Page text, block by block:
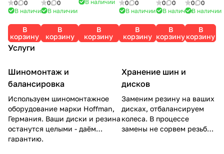
NORD
200 XL
88T
GISLAVE
0
0
В наличии
В
корзину
ER ICE 8
N 8) 88T
0
0
В наличии
В
корзину
В наличии
В
корзину
ER ICE 7
N 7) 88T
0
0
В наличии
В
корзину
IKON
APH ICE
9 88T
0
0
В наличии
В
корзину
PREMIT
MAXXIS
0
0
В наличии
В
корзину
Услуги
Шиномонтаж и
балансировка
Используем шиномонтажное
оборудование марки Hoffman,
Германия. Ваши диски и резина
останутся целыми - даём
гарантию.
Хранение шин и
дисков
Заменим резину на ваших
дисках, отбалансируем
колеса. В процессе
замены не сорвем резьбу